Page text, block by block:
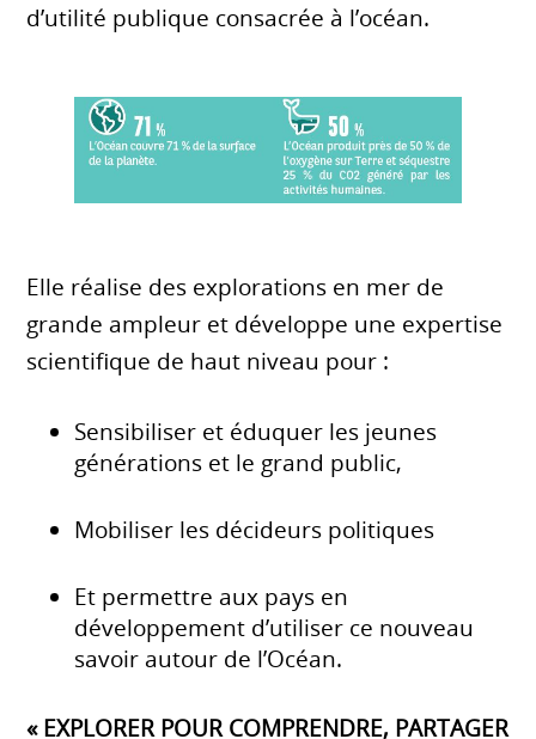
d’utilité publique consacrée à l’océan.
Elle réalise des explorations en mer de
grande ampleur et développe une expertise
scientifique de haut niveau pour :
Sensibiliser et éduquer les jeunes
générations et le grand public,
Mobiliser les décideurs politiques
Et permettre aux pays en
développement d’utiliser ce nouveau
savoir autour de l’Océan.
« EXPLORER POUR COMPRENDRE, PARTAGER